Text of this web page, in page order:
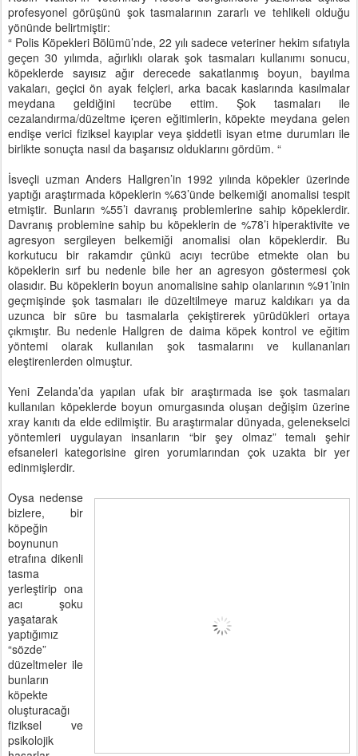
profesyonel görüşünü şok tasmalarının zararlı ve tehlikeli olduğu
yönünde belirtmiştir:
“ Polis Köpekleri Bölümü’nde, 22 yılı sadece veteriner hekim sıfatıyla
geçen 30 yılımda, ağırlıklı olarak şok tasmaları kullanımı sonucu,
köpeklerde sayısız ağır derecede sakatlanmış boyun, bayılma
vakaları, geçici ön ayak felçleri, arka bacak kaslarında kasılmalar
meydana geldiğini tecrübe ettim. Şok tasmaları ile
cezalandırma/düzeltme içeren eğitimlerin, köpekte meydana gelen
endişe verici fiziksel kayıplar veya şiddetli isyan etme durumları ile
birlikte sonuçta nasıl da başarısız olduklarını gördüm. “
İsveçli uzman Anders Hallgren’in 1992 yılında köpekler üzerinde
yaptığı araştırmada köpeklerin %63’ünde belkemiği anomalisi tespit
etmiştir. Bunların %55’i davranış problemlerine sahip köpeklerdir.
Davranış problemine sahip bu köpeklerin de %78’i hiperaktivite ve
agresyon sergileyen belkemiği anomalisi olan köpeklerdir. Bu
korkutucu bir rakamdır çünkü acıyı tecrübe etmekte olan bu
köpeklerin sırf bu nedenle bile her an agresyon göstermesi çok
olasıdır. Bu köpeklerin boyun anomalisine sahip olanlarının %91’inin
geçmişinde şok tasmaları ile düzeltilmeye maruz kaldıkarı ya da
uzunca bir süre bu tasmalarla çekiştirerek yürüdükleri ortaya
çıkmıştır. Bu nedenle Hallgren de daima köpek kontrol ve eğitim
yöntemi olarak kullanılan şok tasmalarını ve kullananları
eleştirenlerden olmuştur.
Yeni Zelanda’da yapılan ufak bir araştırmada ise şok tasmaları
kullanılan köpeklerde boyun omurgasında oluşan değişim üzerine
xray kanıtı da elde edilmiştir. Bu araştırmalar dünyada, gelenekselci
yöntemleri uygulayan insanların “bir şey olmaz” temalı şehir
efsaneleri kategorisine giren yorumlarından çok uzakta bir yer
edinmişlerdir.
Oysa nedense
bizlere, bir
köpeğin
boynunun
etrafına dikenli
tasma
yerleştirip ona
acı şoku
yaşatarak
yaptığımız
“sözde”
düzeltmeler ile
bunların
köpekte
oluşturacağı
fiziksel ve
psikolojik